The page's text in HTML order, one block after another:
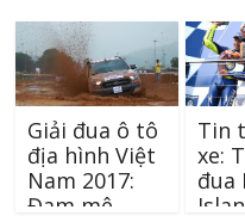
Giải đua ô tô
địa hình Việt
Nam 2017:
Đam mê
Tin
xe:
đua